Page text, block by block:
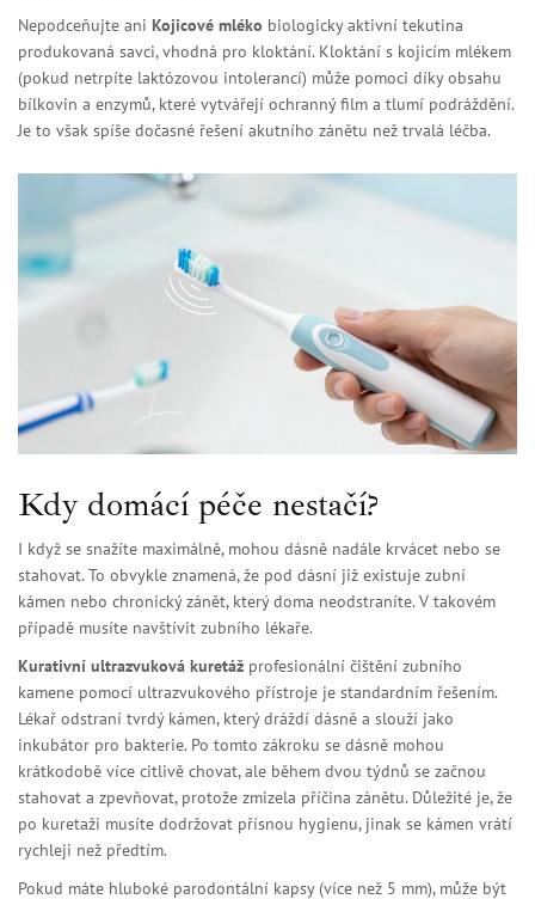
Nepodceňujte ani Kojicové mléko biologicky aktivní tekutina
produkovaná savci, vhodná pro kloktání. Kloktání s kojicím mlékem
(pokud netrpíte laktózovou intolerancí) může pomoci díky obsahu
bílkovin a enzymů, které vytvářejí ochranný film a tlumí podráždění.
Je to však spíše dočasné řešení akutního zánětu než trvalá léčba.
Kdy domácí péče nestačí?
I když se snažíte maximálně, mohou dásně nadále krvácet nebo se
stahovat. To obvykle znamená, že pod dásní již existuje zubní
kámen nebo chronický zánět, který doma neodstraníte. V takovém
případě musíte navštívit zubního lékaře.
Kurativní ultrazvuková kuretáž profesionální čištění zubního
kamene pomocí ultrazvukového přístroje je standardním řešením.
Lékař odstraní tvrdý kámen, který dráždí dásně a slouží jako
inkubátor pro bakterie. Po tomto zákroku se dásně mohou
krátkodobě více citlivě chovat, ale během dvou týdnů se začnou
stahovat a zpevňovat, protože zmizela příčina zánětu. Důležité je, že
po kuretaži musíte dodržovat přísnou hygienu, jinak se kámen vrátí
rychleji než předtím.
Pokud máte hluboké parodontální kapsy (více než 5 mm), může být